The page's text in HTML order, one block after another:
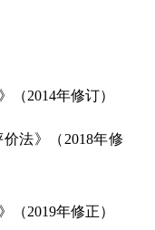
（2014年修订）
法》（2018年修
（2019年修正）